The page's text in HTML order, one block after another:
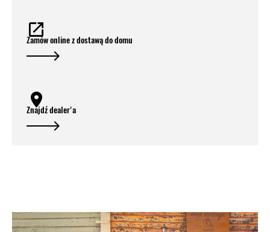
Zamów online z dostawą do domu
Znajdź dealer'a